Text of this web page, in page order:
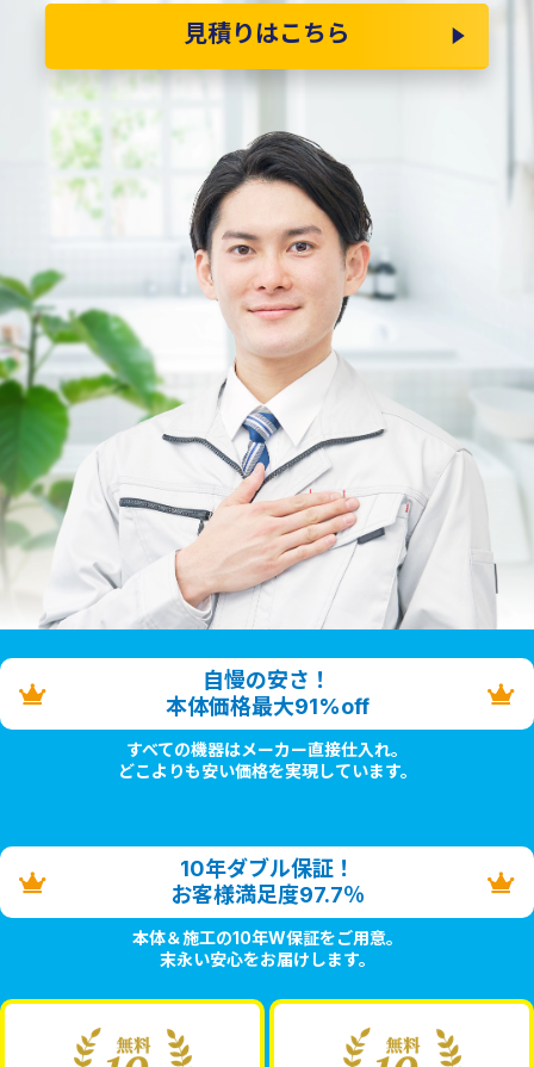
見積りはこちら
自慢の安さ！
本体価格最大91%off
すべての機器はメーカー直接仕入れ。
どこよりも安い価格を実現しています。
10年ダブル保証！
お客様満足度97.7％
本体＆施工の10年W保証をご用意。
末永い安心をお届けします。